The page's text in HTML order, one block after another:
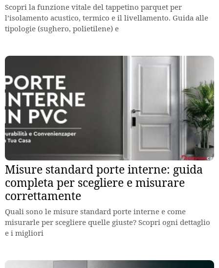
Scopri la funzione vitale del tappetino parquet per
l’isolamento acustico, termico e il livellamento. Guida alle
tipologie (sughero, polietilene) e
Misure standard porte interne: guida
completa per scegliere e misurare
correttamente
Quali sono le misure standard porte interne e come
misurarle per scegliere quelle giuste? Scopri ogni dettaglio
e i migliori